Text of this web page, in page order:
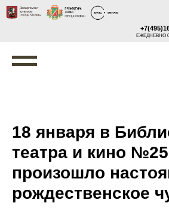
ЕЖЕДНЕВНО
18 января в
театра и кино
произошло
рождественское